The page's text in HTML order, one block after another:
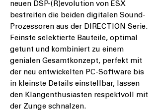
neuen DSP-(R)evolution von ESX
bestreiten die beiden digitalen Sound-
Prozessoren aus der DIRECTION Serie.
Feinste selektierte Bauteile, optimal
getunt und kombiniert zu einem
genialen Gesamtkonzept, perfekt mit
der neu entwickelten PC-Software bis
in kleinste Details einstellbar, lassen
den Klangenthusiasten respektvoll mit
der Zunge schnalzen.